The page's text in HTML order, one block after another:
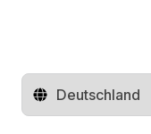
Region ändern